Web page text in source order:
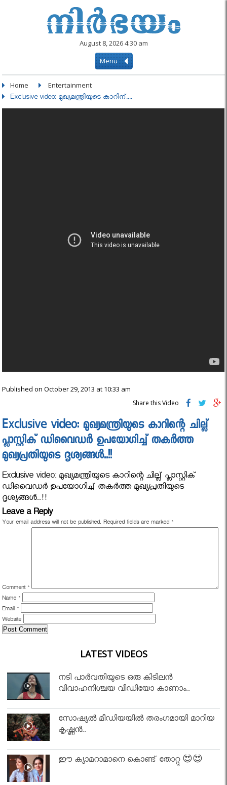
August 8, 2026 4:30 am
Menu
Home Entertainment
Exclusive video: മുഖ്യമന്ത്രിയുടെ കാറിന്....
Published on October 29, 2013 at 10:33 am
Share this Video
Exclusive video: മുഖ്യമന്ത്രിയുടെ കാറിന്റെ ചില്ല്
പ്ലാസ്റ്റിക് ഡിവൈഡര്‍ ഉപയോഗിച്ച് തകര്‍ത്ത
മുഖ്യപ്രതിയുടെ ദൃശ്യങ്ങള്‍..!!
Exclusive video: മുഖ്യമന്ത്രിയുടെ കാറിന്റെ ചില്ല് പ്ലാസ്റ്റിക്
ഡിവൈഡര്‍ ഉപയോഗിച്ച് തകര്‍ത്ത മുഖ്യപ്രതിയുടെ
ദൃശ്യങ്ങള്‍..!!
Leave a Reply
Your email address will not be published. Required fields are marked *
Comment *
Name *
Email *
Website
LATEST VIDEOS
നടി പാർവതിയുടെ ഒരു കിടിലൻ
വിവാഹനിശ്ചയ വീഡിയോ കാണാം..
സോഷ്യൽ മീഡിയയിൽ തരംഗമായി മാറിയ
കൃഷ്ണൻ..
ഈ ക്യാമറാമാനെ കൊണ്ട് തോറ്റു 😍😍